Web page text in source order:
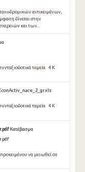
αντικειμένων,
δίνεται στην
και των...
ταμεία 4 Κ
ταμεία 4 Κ
Κατέβασμα
να μειωθεί σε